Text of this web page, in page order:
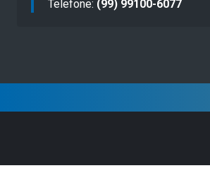
Telefone: (99) 99100-6077